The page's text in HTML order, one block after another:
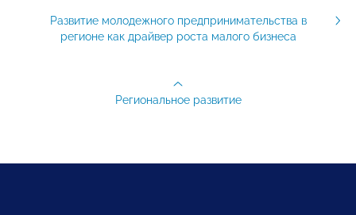
Развитие молодежного предпринимательства в
регионе как драйвер роста малого бизнеса
Региональное развитие